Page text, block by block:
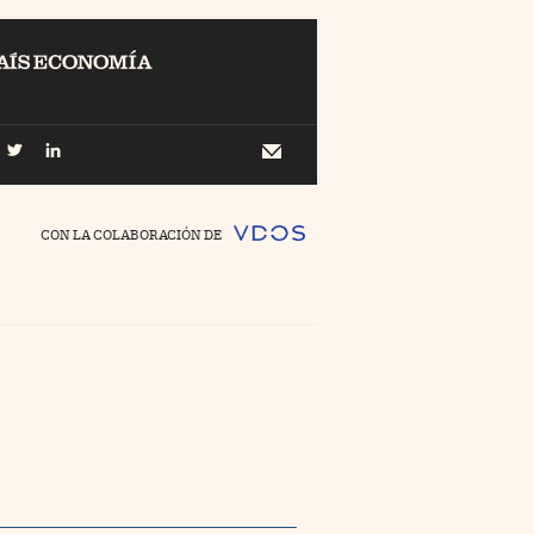
Pyme //foo
CON LA COLABORACIÓN DE